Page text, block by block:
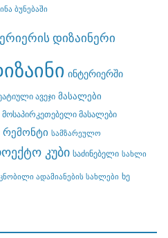
ბუნებაში
დიზაინერი
ინტერიერში
ავეჯი მასალები
მოსაპირკეთებელი მასალები
რემონტი სამზარეულო
კუბი საძინებელი სახლი
ადამიანების სახლები ხე